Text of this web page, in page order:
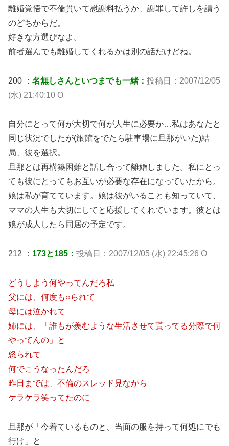
離婚覚悟で不倫貫いて慰謝料払うか、謝罪して許しを請う
のどちからだ。
好きな方選びなよ。
前者選んでも離婚してくれるかは別の話だけどね。
200 ： 名無しさんといつまでも一緒： 投稿日：2007/12/05
(水) 21:40:10 O
自分にとって何が大切で何が人生に必要か…私はあなたと
同じ状況でしたが(旅館をでたら駐車場に旦那がいた)結
局、彼を選択。
旦那とは再構築困難と話し合って離婚しました。私にとっ
ても彼にとってもお互いが必要な存在になっていたから。
娘は私が育てています。娘は彼がいることも知っていて、
ママの人生も大切にしてと応援してくれています。彼とは
娘が成人したら同居の予定です。
212 ： 173と185： 投稿日：2007/12/05 (水) 22:45:26 O
どうしよう何やってんだろ私
父には、何度も○られて
母には泣かれて
姉には、「誰もが羨むような生活させて貰ってる分際で何
やってんの」と
怒られて
何でこうなったんだろ
昨日までは、不倫のスレッド見ながら
ケラケラ笑ってたのに
旦那が「今着ているものと、当面の服を持って何処にでも
行け」と